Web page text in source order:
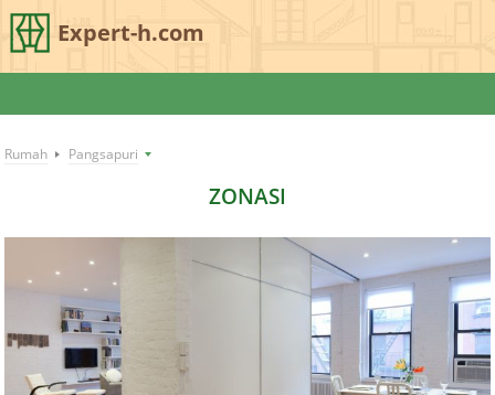
Expert-h.com
Rumah Pangsapuri
ZONASI